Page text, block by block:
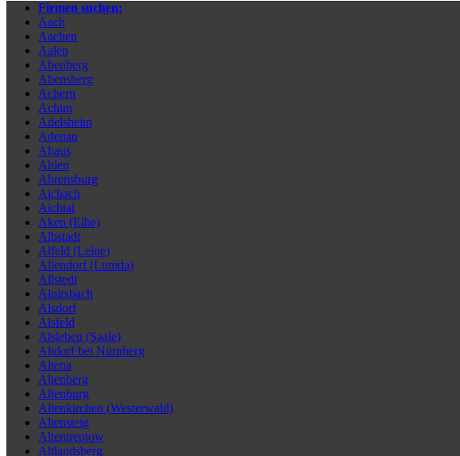
Firmen suchen:
Aach
Aachen
Aalen
Abenberg
Abensberg
Achern
Achim
Adelsheim
Adenau
Ahaus
Ahlen
Ahrensburg
Aichach
Aichtal
Aken (Elbe)
Albstadt
Alfeld (Leine)
Allendorf (Lumda)
Allstedt
Alpirsbach
Alsdorf
Alsfeld
Alsleben (Saale)
Altdorf bei Nürnberg
Altena
Altenberg
Altenburg
Altenkirchen (Westerwald)
Altensteig
Altentreptow
Altlandsberg